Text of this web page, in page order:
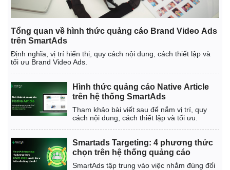
Tổng quan về hình thức quảng cáo Brand Video Ads
trên SmartAds
Định nghĩa, vị trí hiển thị, quy cách nội dung, cách thiết lập và
tối ưu Brand Video Ads.
Hình thức quảng cáo Native Article
trên hệ thống SmartAds
Tham khảo bài viết sau để nắm vị trí, quy
cách nội dung, cách thiết lập và tối ưu.
Smartads Targeting: 4 phương thức
chọn trên hệ thống quảng cáo
SmartAds tập trung vào việc nhắm đúng đối